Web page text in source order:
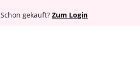
Schon gekauft?Zum Login